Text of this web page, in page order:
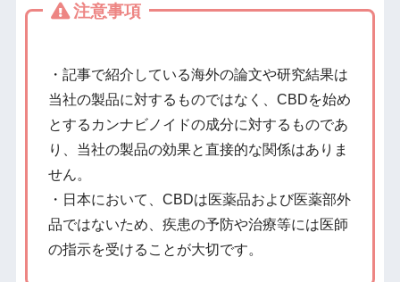
注意事項
・記事で紹介している海外の論文や研究結果は
当社の製品に対するものではなく、CBDを始め
とするカンナビノイドの成分に対するものであ
り、当社の製品の効果と直接的な関係はありま
せん。
・日本において、CBDは医薬品および医薬部外
品ではないため、疾患の予防や治療等には医師
の指示を受けることが大切です。